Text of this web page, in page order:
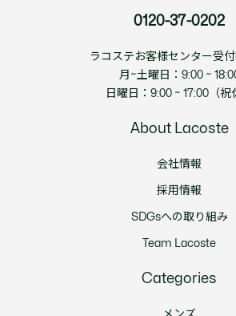
0120-37-0202
ラコステお客様センター受付
月~土曜日：9:00 ~
日曜日：9:00 ~ 17:00（祝
About Lacoste
会社情報
採用情報
SDGsへの取り組み
Team Lacoste
Categories
メンズ